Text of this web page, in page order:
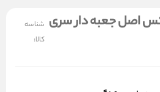
اصل جعبه دار سری شناسه
کالا: